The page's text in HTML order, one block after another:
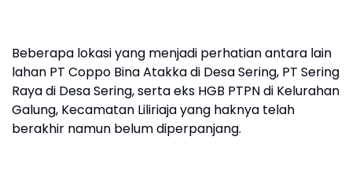
Beberapa lokasi yang menjadi perhatian antara lain
lahan PT Coppo Bina Atakka di Desa Sering, PT Sering
Raya di Desa Sering, serta eks HGB PTPN di Kelurahan
Galung, Kecamatan Liliriaja yang haknya telah
berakhir namun belum diperpanjang.